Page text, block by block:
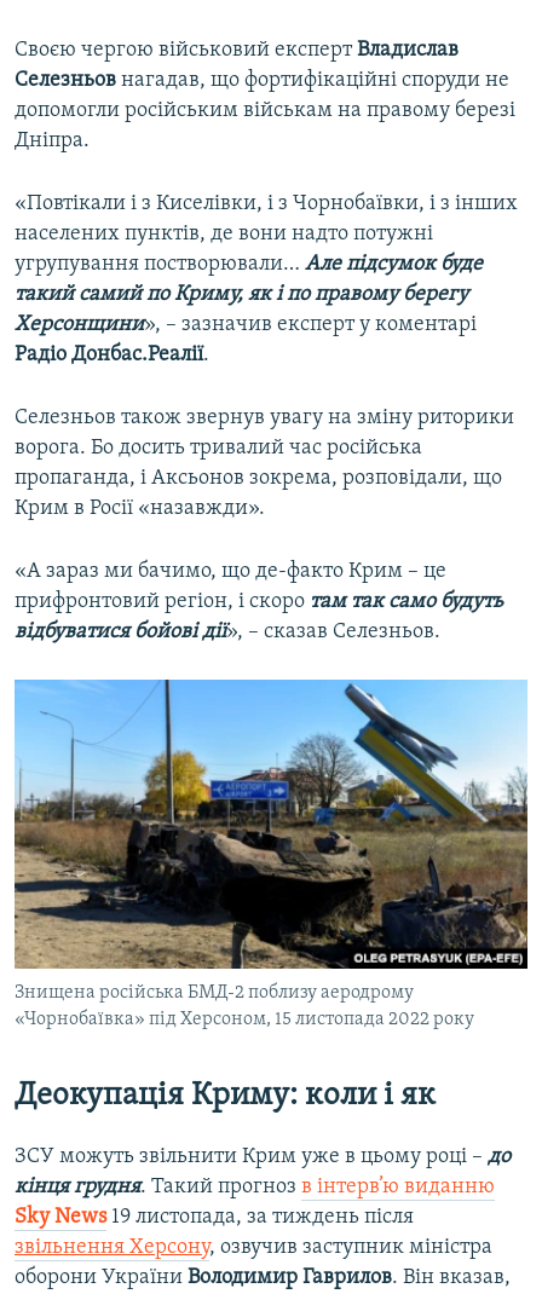
Своєю чергою військовий експертВладислав
Селезньов нагадав, що фортифікаційні споруди не
допомогли російським військам на правому березі
Дніпра.
«Повтікали і з Киселівки, і з Чорнобаївки, і з інших
населених пунктів, де вони надто потужні
угрупування постворювали… Але підсумок буде
такий самий по Криму, як і по правому берегу
Херсонщини», – зазначив експерт у коментарі
Радіо Донбас.Реалії.
Селезньов також звернув увагу на зміну риторики
ворога. Бо досить тривалий час російська
пропаганда, і Аксьонов зокрема, розповідали, що
Крим в Росії «назавжди».
«А зараз ми бачимо, що де-факто Крим – це
прифронтовий регіон, і скоро там так само будуть
відбуватися бойові дії», – сказав Селезньов.
Знищена російська БМД-2 поблизу аеродрому
«Чорнобаївка» під Херсоном, 15 листопада 2022 року
Деокупація Криму: коли і як
ЗСУ можуть звільнити Крим уже в цьому році – до
кінця грудня. Такий прогноз в інтерв’ю виданню
Sky News19 листопада, за тиждень після
звільнення Херсону, озвучив заступник міністра
оборони України Володимир Гаврилов. Він вказав,